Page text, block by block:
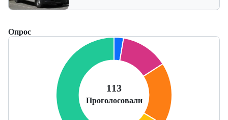
Опрос